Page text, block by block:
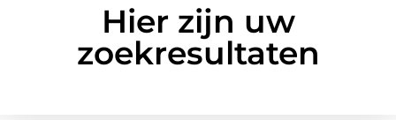
Hier zijn uw
zoekresultaten